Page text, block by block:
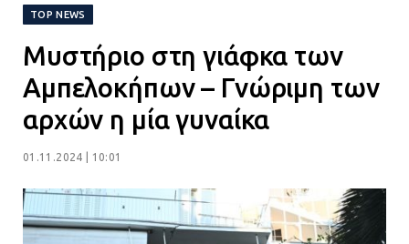
TOP NEWS
Μυστήριο στη γιάφκα των
Αμπελοκήπων – Γνώριμη των
αρχών η μία γυναίκα
01.11.2024 | 10:01